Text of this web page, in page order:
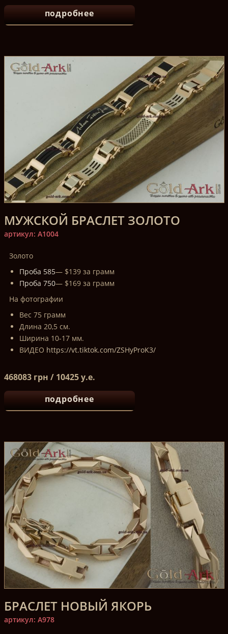
подробнее
МУЖСКОЙ БРАСЛЕТ ЗОЛОТО
артикул: A1004
Золото
Проба 585— $139 за грамм
Проба 750— $169 за грамм
На фотографии
Вес 75 грамм
Длина 20,5 см.
Ширина 10-17 мм.
ВИДЕО https://vt.tiktok.com/ZSHyProK3/
468083 грн / 10425 у.е.
подробнее
БРАСЛЕТ НОВЫЙ ЯКОРЬ
артикул: A978